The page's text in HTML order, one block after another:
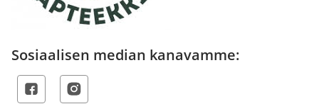
Sosiaalisen median kanavamme: